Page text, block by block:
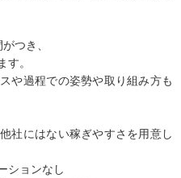
つき、
す。
や過程での姿勢や取り組み方も
社にはない稼ぎやすさを用意し
ションなし